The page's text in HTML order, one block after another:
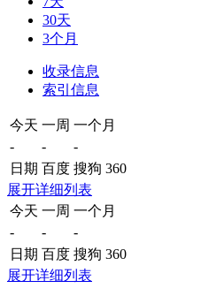
30天
3个月
收录信息
索引信息
今天 一周 一个月
-
-
-
日期 百度 搜狗 360
展开详细列表
今天 一周 一个月
-
-
-
日期 百度 搜狗 360
展开详细列表